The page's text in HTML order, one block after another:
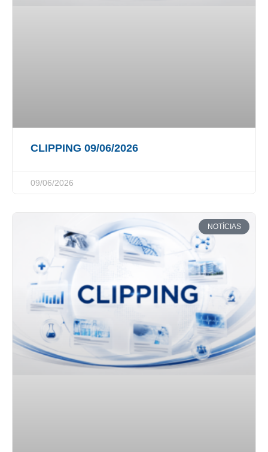
CLIPPING 09/06/2026
09/06/2026
NOTÍCIAS